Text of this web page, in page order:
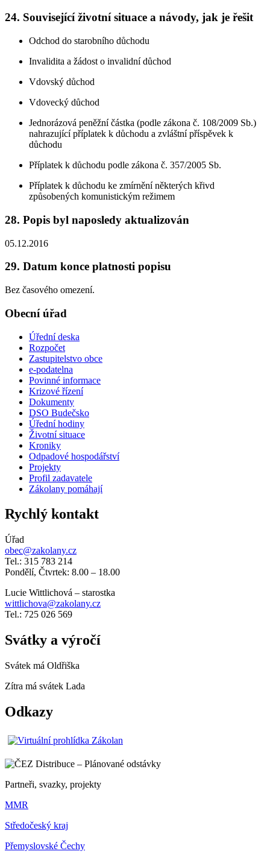
24. Související životní situace a návody, jak je řešit
Odchod do starobního důchodu
Invalidita a žádost o invalidní důchod
Vdovský důchod
Vdovecký důchod
Jednorázová peněžní částka (podle zákona č. 108/2009 Sb.)
nahrazující příplatek k důchodu a zvláštní příspěvek k
důchodu
Příplatek k důchodu podle zákona č. 357/2005 Sb.
Příplatek k důchodu ke zmírnění některých křivd
způsobených komunistickým režimem
28. Popis byl naposledy aktualizován
05.12.2016
29. Datum konce platnosti popisu
Bez časového omezení.
Obecní úřad
Úřední deska
Rozpočet
Zastupitelstvo obce
e-podatelna
Povinné informace
Krizové řízení
Dokumenty
DSO Budečsko
Úřední hodiny
Životní situace
Kroniky
Odpadové hospodářství
Projekty
Profil zadavatele
Zákolany pomáhají
Rychlý kontakt
Úřad
obec@zakolany.cz
Tel.: 315 783 214
Pondělí, Čtvrtek: 8.00 – 18.00
Lucie Wittlichová – starostka
wittlichova@zakolany.cz
Tel.: 725 026 569
Svátky a výročí
Svátek má Oldřiška
Zítra má svátek Lada
Odkazy
Partneři, svazky, projekty
MMR
Středočeský kraj
Přemyslovské Čechy